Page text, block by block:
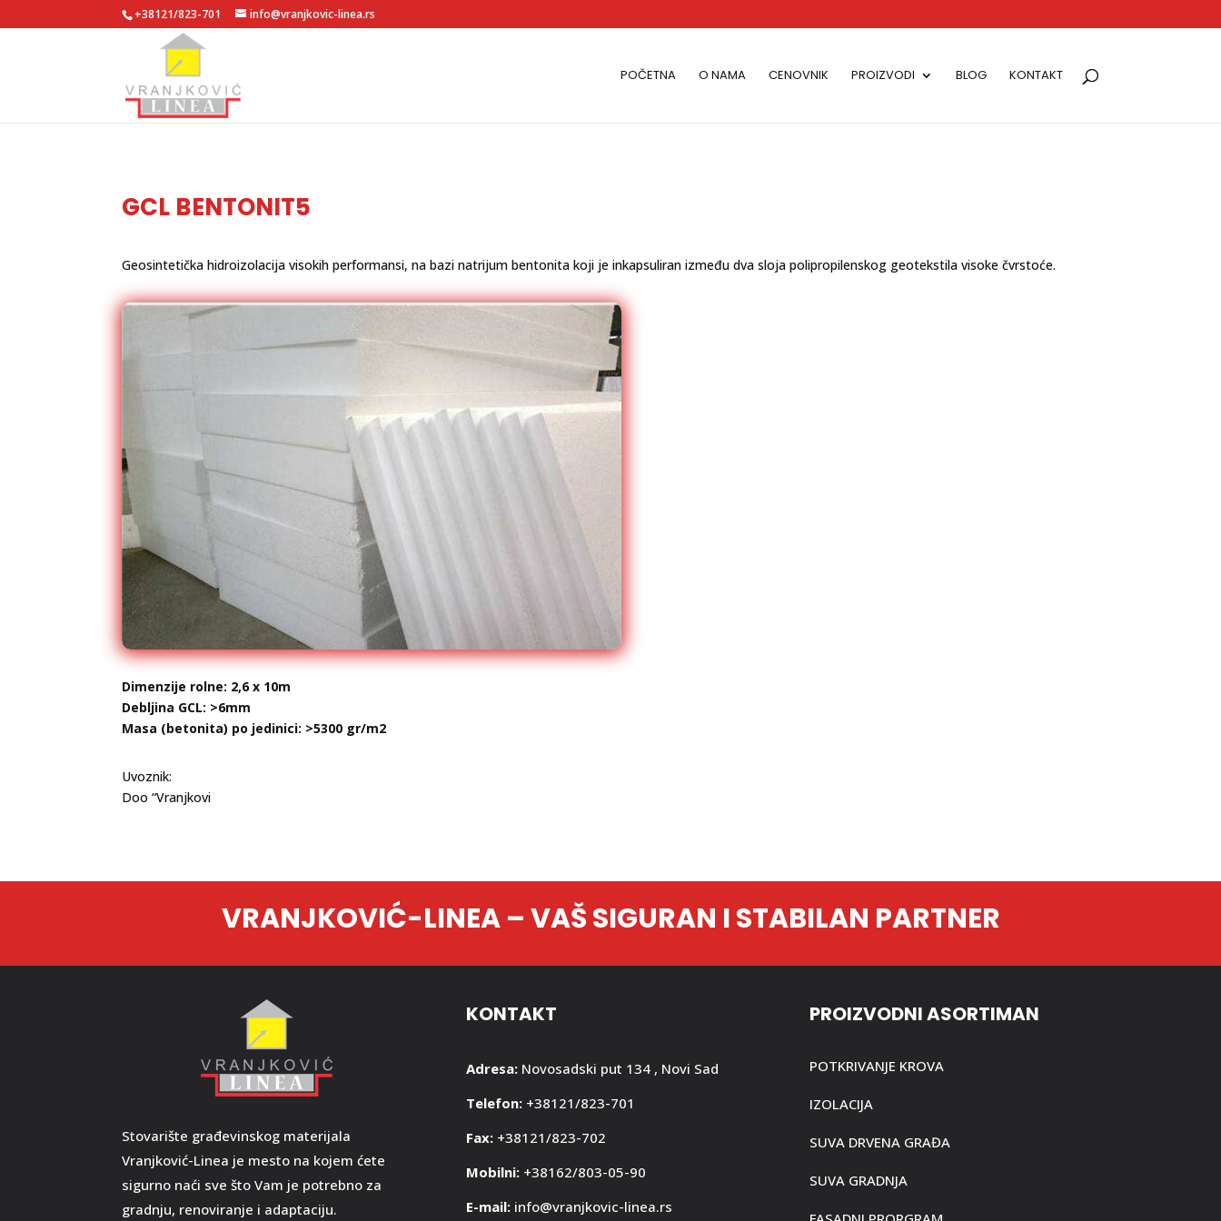
+38121/823-701 info@vranjkovic-linea.rs
POČETNA O NAMA CENOVNIK PROIZVODI BLOG KONTAKT
GCL BENTONIT5
Geosintetička hidroizolacija visokih performansi, na bazi natrijum bentonita koji je inkapsuliran između dva sloja polipropilenskog geotekstila visoke čvrstoće.
Dimenzije rolne: 2,6 x 10m
Debljina GCL: >6mm
Masa (betonita) po jedinici: >5300 gr/m2
Uvoznik:
Doo “Vranjkovi
VRANJKOVIĆ-LINEA – VAŠ SIGURAN I STABILAN PARTNER
Stovarište građevinskog materijala
Vranjković-Linea je mesto na kojem ćete
sigurno naći sve što Vam je potrebno za
gradnju, renoviranje i adaptaciju.
KONTAKT
Adresa: Novosadski put 134 , Novi Sad
Telefon: +38121/823-701
Fax: +38121/823-702
Mobilni: +38162/803-05-90
E-mail: info@vranjkovic-linea.rs
PROIZVODNI ASORTIMAN
POTKRIVANJE KROVA
IZOLACIJA
SUVA DRVENA GRAĐA
SUVA GRADNJA